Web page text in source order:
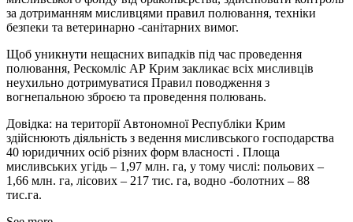
за дотриманням мисливцями правил полювання, техніки
безпеки та ветеринарно -санітарних вимог.
Щоб уникнути нещасних випадків під час проведення
полювання, Рескомліс АР Крим закликає всіх мисливців
неухильно дотримуватися Правил поводження з
вогнепальною зброєю та проведення полювань.
Довідка: на території Автономної Республіки Крим
здійснюють діяльність з ведення мисливського господарства
40 юридичних осіб різних форм власності . Площа
мисливських угідь – 1,97 млн. га, у тому числі: польових –
1,66 млн. га, лісових – 217 тис. га, водно -болотних – 88
тис.га.